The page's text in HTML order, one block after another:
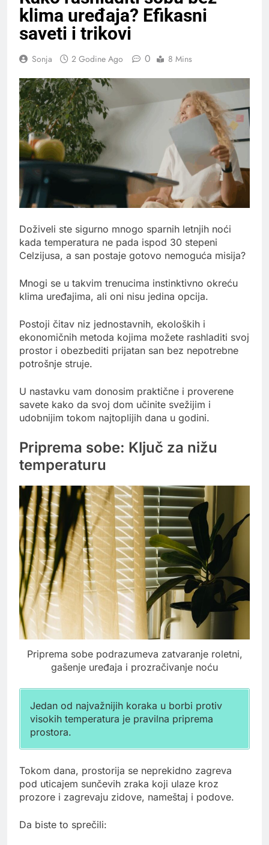
klima uređaja? Efikasni
saveti i trikovi
Sonja 2 Godine Ago 0 8 Mins
Doživeli ste sigurno mnogo sparnih letnjih noći
kada temperatura ne pada ispod 30 stepeni
Celzijusa, a san postaje gotovo nemoguća misija?
Mnogi se u takvim trenucima instinktivno okreću
klima uređajima, ali oni nisu jedina opcija.
Postoji čitav niz jednostavnih, ekoloških i
ekonomičnih metoda kojima možete rashladiti svoj
prostor i obezbediti prijatan san bez nepotrebne
potrošnje struje.
U nastavku vam donosim praktične i proverene
savete kako da svoj dom učinite svežijim i
udobnijim tokom najtoplijih dana u godini.
Priprema sobe: Ključ za nižu
temperaturu
Priprema sobe podrazumeva zatvaranje roletni,
gašenje uređaja i prozračivanje noću
Jedan od najvažnijih koraka u borbi protiv
visokih temperatura je pravilna priprema
prostora.
Tokom dana, prostorija se neprekidno zagreva
pod uticajem sunčevih zraka koji ulaze kroz
prozore i zagrevaju zidove, nameštaj i podove.
Da biste to sprečili: